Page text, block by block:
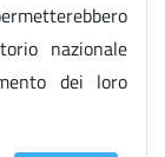
nazionale
dei loro